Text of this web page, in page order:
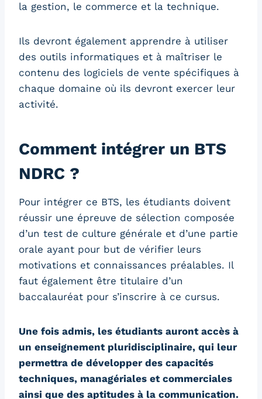
la gestion, le commerce et la technique.
Ils devront également apprendre à utiliser
des outils informatiques et à maîtriser le
contenu des logiciels de vente spécifiques à
chaque domaine où ils devront exercer leur
activité.
Comment intégrer un BTS
NDRC ?
Pour intégrer ce BTS, les étudiants doivent
réussir une épreuve de sélection composée
d’un test de culture générale et d’une partie
orale ayant pour but de vérifier leurs
motivations et connaissances préalables. Il
faut également être titulaire d’un
baccalauréat pour s’inscrire à ce cursus.
Une fois admis, les étudiants auront accès à
un enseignement pluridisciplinaire, qui leur
permettra de développer des capacités
techniques, managériales et commerciales
ainsi que des aptitudes à la communication.